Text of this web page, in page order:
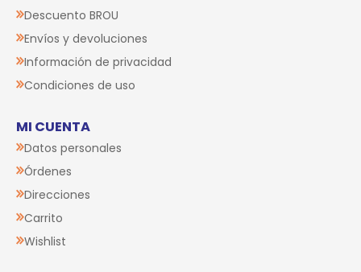
Descuento BROU
Envíos y devoluciones
Información de privacidad
Condiciones de uso
MI CUENTA
Datos personales
Órdenes
Direcciones
Carrito
Wishlist